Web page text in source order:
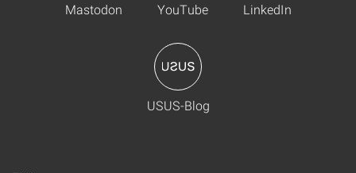
Mastodon YouTube LinkedIn
USUS-Blog